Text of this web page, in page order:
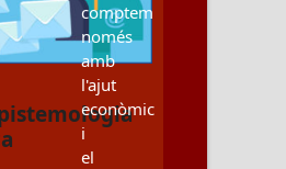
comptem
només
amb
l'ajut
econòmic
i
el